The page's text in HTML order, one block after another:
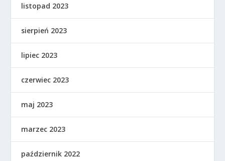
listopad 2023
sierpień 2023
lipiec 2023
czerwiec 2023
maj 2023
marzec 2023
październik 2022